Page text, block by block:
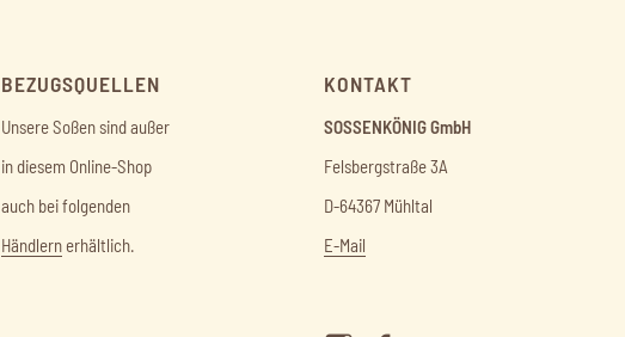
BEZUGSQUELLEN
Unsere Soßen sind außer
in diesem Online-Shop
auch bei folgenden
Händlern erhältlich.
KONTAKT
SOSSENKÖNIG GmbH
Felsbergstraße 3A
D-64367 Mühltal
E-Mail